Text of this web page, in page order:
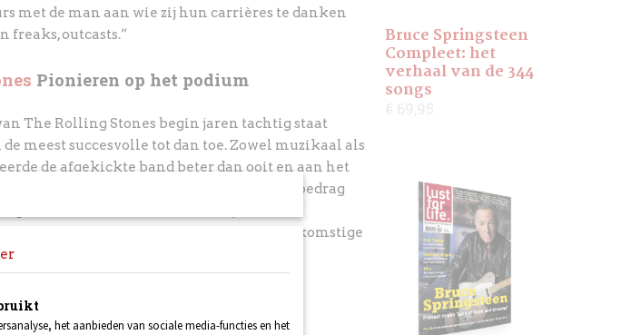
met de man aan wie zij hun carrières te danken
freaks, outcasts.”
Pionieren op het podium
The Rolling Stones begin jaren tachtig staat
meest succesvolle tot dan toe. Zowel muzikaal als
de afgekickte band beter dan ooit en aan het
lag er voor de muzikanten een mooi bedrag
de aanpak een blauwdruk voor veel toekomstige
voor een uitgebreide terugblik op deze
en European Tour 1982.
tournee met papa Zappa
Bruce Springsteen
Compleet: het
verhaal van de 344
songs
het aanbieden van sociale media-functies en het